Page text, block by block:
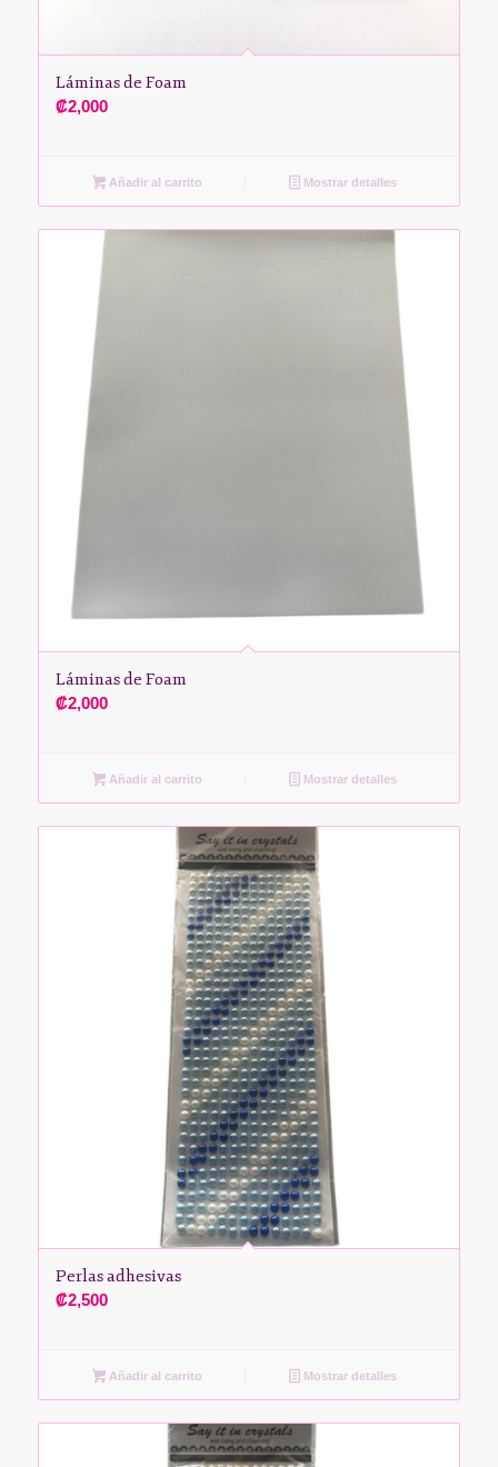
Láminas de Foam
₡2,000
Añadir al carrito Mostrar detalles
Láminas de Foam
₡2,000
Añadir al carrito Mostrar detalles
Perlas adhesivas
₡2,500
Añadir al carrito Mostrar detalles